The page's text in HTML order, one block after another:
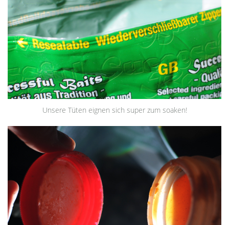
Unsere Tüten eignen sich super zum soaken!